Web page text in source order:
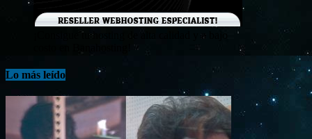
¡Consigue tu hosting de alta calidad y a bajo
Lo más leído